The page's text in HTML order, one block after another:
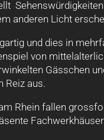
anderen Licht
und dies in
von
Gässchen
Reiz aus.
Rhein fallen